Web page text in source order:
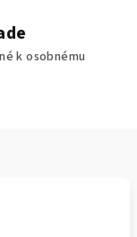
k osobnému